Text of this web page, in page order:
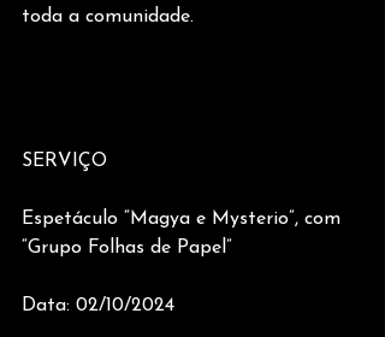
toda a comunidade.
SERVIÇO
Espetáculo “Magya e Mysterio”, com
“Grupo Folhas de Papel”
Data: 02/10/2024